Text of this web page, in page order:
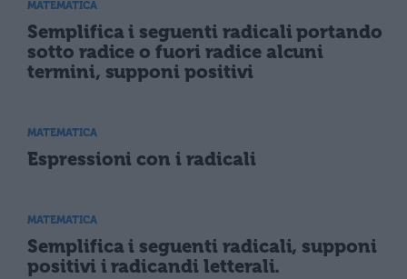
MATEMATICA
Semplifica i seguenti radicali portando
sotto radice o fuori radice alcuni
termini, supponi positivi
MATEMATICA
Espressioni con i radicali
MATEMATICA
Semplifica i seguenti radicali, supponi
positivi i radicandi letterali.